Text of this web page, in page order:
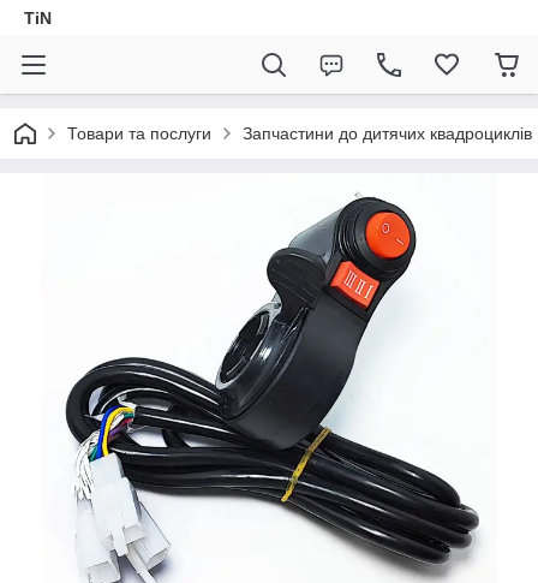
TiN
Товари та послуги Запчастини до дитячих квадроциклів